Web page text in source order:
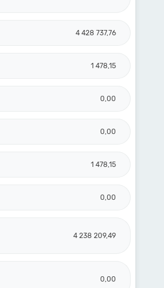
4 428 737,76
1 478,15
0,00
0,00
1 478,15
0,00
4 238 209,49
0,00